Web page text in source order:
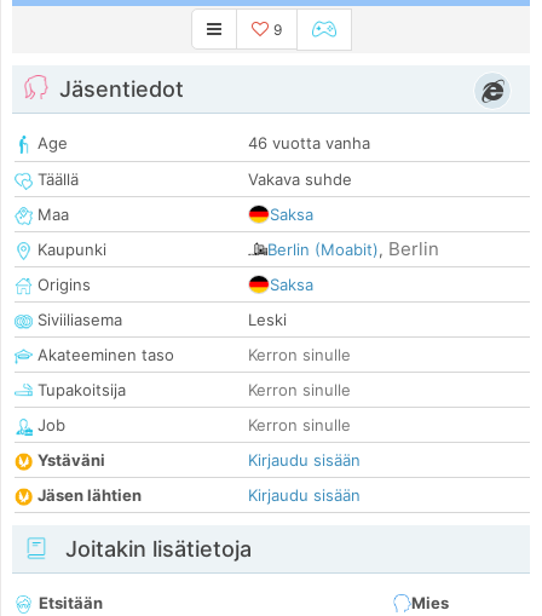
9
Jäsentiedot
Age
46 vuotta vanha
Täällä
Vakava suhde
Maa
Saksa
Kaupunki
Berlin (Moabit), Berlin
Origins
Saksa
Siviiliasema
Leski
Akateeminen taso
Kerron sinulle
Tupakoitsija
Kerron sinulle
Job
Kerron sinulle
Ystäväni
Kirjaudu sisään
Jäsen lähtien
Kirjaudu sisään
Joitakin lisätietoja
Etsitään
Mies